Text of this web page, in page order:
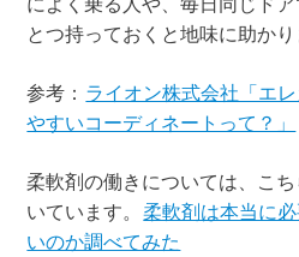
とつ持っておくと地味に助かり
参考： ライオン株式会社「エ
やすいコーディネートって？」
柔軟剤の働きについては、こ
いています。 柔軟剤は本当に
いのか調べてみた